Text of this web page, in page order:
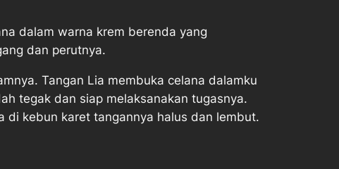
dalam warna krem berenda yang
dan perutnya.
Tangan Lia membuka celana dalamku
tegak dan siap melaksanakan tugasnya.
di kebun karet tangannya halus dan lembut.